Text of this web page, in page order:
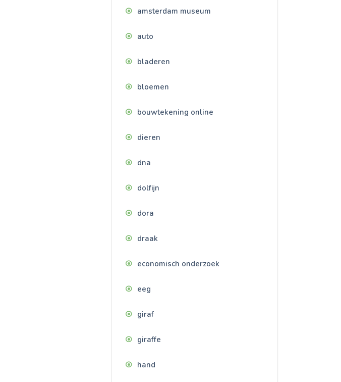
amsterdam museum
auto
bladeren
bloemen
bouwtekening online
dieren
dna
dolfijn
dora
draak
economisch onderzoek
eeg
giraf
giraffe
hand